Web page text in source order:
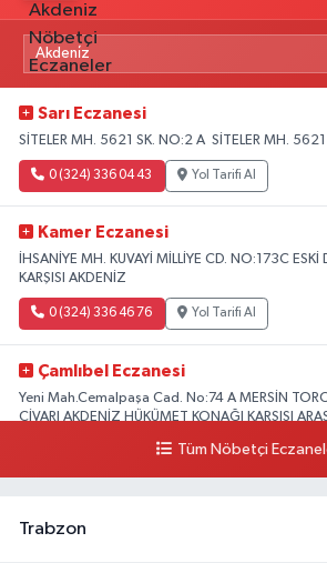
Sarı Eczanesi
SİTELER MH. 5621 SK. NO:2 A SİTELER MH.
0 (324) 336 04 43 Yol Tarifi Al
Kamer Eczanesi
İHSANİYE MH. KUVAYİ MİLLİYE CD. NO:173C ESKİ
KARŞISI AKDENİZ
0 (324) 336 46 76 Yol Tarifi Al
Çamlıbel Eczanesi
Yeni Mah.Cemalpaşa Cad. No:74 A MERSİN
CİVARI AKDENİZ HÜKÜMET KONAĞI KARŞISI
Yol Tarifi Al
Tüm Nöbetçi
Trabzon